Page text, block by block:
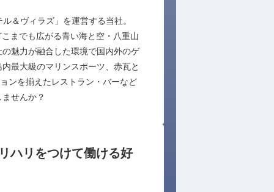
＆ヴィラズ」を運営する当社。
までも広がる青い海と空・八重山
魅力が融合した環境で国内外のゲ
最大級のマリンスポーツ、赤瓦と
ンを揃えたレストラン・バーなど
せんか？
ハリをつけて働ける好